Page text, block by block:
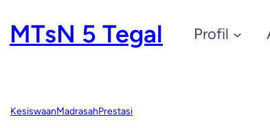
MTsN 5 Tegal Profil
KesiswaanMadrasahPrestasi